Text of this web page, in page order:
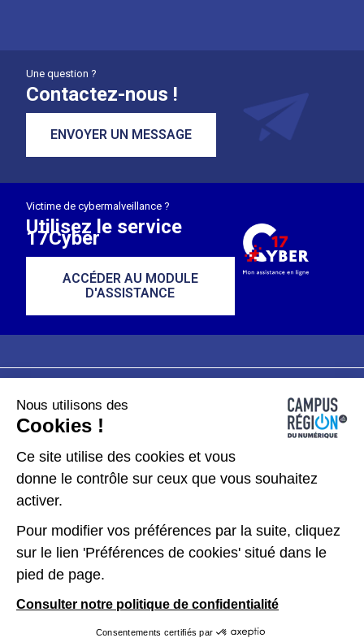
Une question ?
Contactez-nous !
ENVOYER UN MESSAGE
Victime de cybermalveillance ?
Utilisez le service
17Cyber
ACCÉDER AU MODULE
D'ASSISTANCE
Plan du site
Données personnelles
Gérer les cookies
Kit de communication
Accessibilité : partiellement conforme
Nous utilisons des
Cookies !
Ce site utilise des cookies et vous
donne le contrôle sur ceux que vous souhaitez
activer.
Pour modifier vos préférences par la suite, cliquez
sur le lien 'Préférences de cookies' situé dans le
pied de page.
Consulter notre politique de confidentialité
Consentements certifiés par